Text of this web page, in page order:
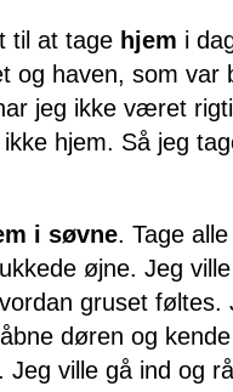
til at tage hjem i
og haven, som var
jeg ikke været
hjem. Så jeg
i søvne. Tage
øjne. Jeg
gruset føltes.
døren og
ville gå ind og